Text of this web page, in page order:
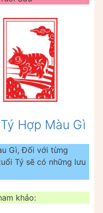
Hợp Màu Gì
Gì, Đối với từng
Tý sẽ có những lưu
khảo: